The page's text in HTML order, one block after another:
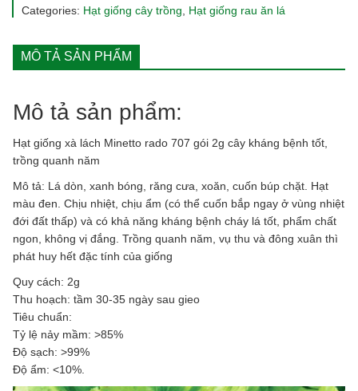
minetto
quantity
Categories: Hạt giống cây trồng, Hạt giống rau ăn lá
MÔ TẢ SẢN PHẨM
Mô tả sản phẩm:
Hạt giống xà lách Minetto rado 707 gói 2g cây kháng bệnh tốt,
trồng quanh năm
Mô tả: Lá dòn, xanh bóng, răng cưa, xoăn, cuốn búp chặt. Hạt
màu đen. Chịu nhiệt, chịu ẩm (có thể cuốn bắp ngay ở vùng nhiệt
đới đất thấp) và có khả năng kháng bệnh cháy lá tốt, phẩm chất
ngon, không vị đắng. Trồng quanh năm, vụ thu và đông xuân thì
phát huy hết đặc tính của giống
Quy cách: 2g
Thu hoạch: tầm 30-35 ngày sau gieo
Tiêu chuẩn:
Tỷ lệ nảy mầm: >85%
Ðộ sạch: >99%
Độ ẩm: <10%.